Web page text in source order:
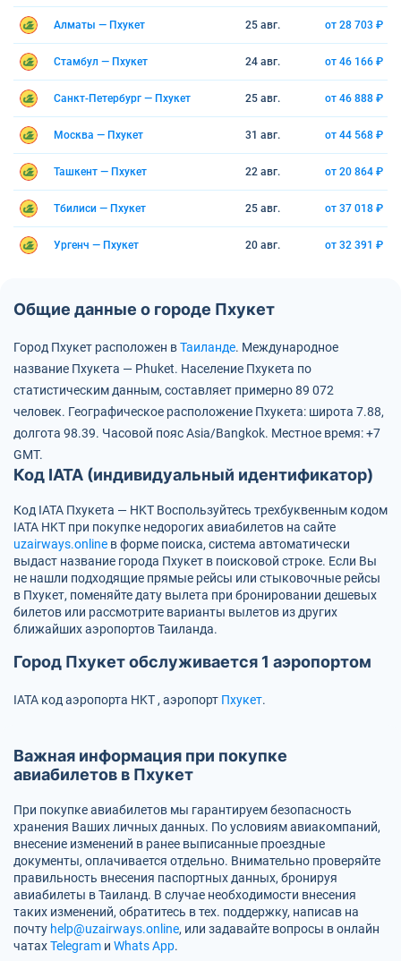
Алматы — Пхукет 25 авг. от 28 703 ₽
Стамбул — Пхукет 24 авг. от 46 166 ₽
Санкт-Петербург — Пхукет 25 авг. от 46 888 ₽
Москва — Пхукет 31 авг. от 44 568 ₽
Ташкент — Пхукет 22 авг. от 20 864 ₽
Тбилиси — Пхукет 25 авг. от 37 018 ₽
Ургенч — Пхукет 20 авг. от 32 391 ₽
Общие данные о городе Пхукет
Город Пхукет расположен вТаиланде. Международное
название Пхукета — Phuket. Население Пхукета по
статистическим данным, составляет примерно 89 072
человек. Географическое расположение Пхукета: широта 7.88,
долгота 98.39. Часовой пояс Asia/Bangkok. Местное время: +7
GMT.
Код IATA (индивидуальный идентификатор)
Код IATA Пхукета — HKT Воспользуйтесь трехбуквенным кодом
IATA HKT при покупке недорогих авиабилетов на сайте
uzairways.online в форме поиска, система автоматически
выдаст название города Пхукет в поисковой строке. Если Вы
не нашли подходящие прямые рейсы или стыковочные рейсы
в Пхукет, поменяйте дату вылета при бронировании дешевых
билетов или рассмотрите варианты вылетов из других
ближайших аэропортов Таиланда.
Город Пхукет обслуживается 1 аэропортом
IATA код аэропорта HKT , аэропорт Пхукет.
Важная информация при покупке
авиабилетов в Пхукет
При покупке авиабилетов мы гарантируем безопасность
хранения Ваших личных данных. По условиям авиакомпаний,
внесение изменений в ранее выписанные проездные
документы, оплачивается отдельно. Внимательно проверяйте
правильность внесения паспортных данных, бронируя
авиабилеты в Таиланд. В случае необходимости внесения
таких изменений, обратитесь в тех. поддержку, написав на
почту help@uzairways.online, или задавайте вопросы в онлайн
чатахTelegram и Whats App.